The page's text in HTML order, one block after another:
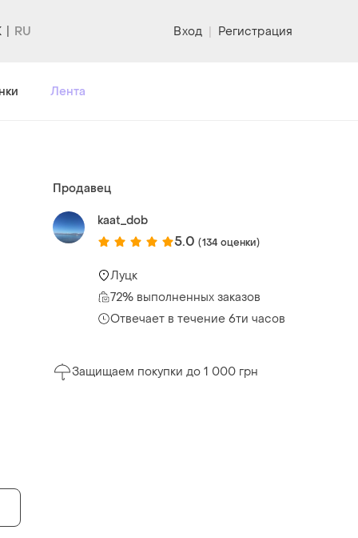
Вход | Регистрация
Лента
Продавец
kaat_dob
5.0 (134 оценки)
Луцк
72% выполненных заказов
Отвечает в течение 6ти часов
Защищаем покупки до 1 000 грн